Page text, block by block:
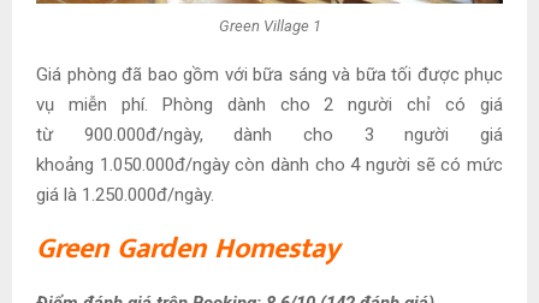
Green Village 1
Giá phòng đã bao gồm với bữa sáng và bữa tối được phục
vụ miễn phí. Phòng dành cho 2 người chỉ có giá
từ 900.000đ/ngày, dành cho 3 người giá
khoảng 1.050.000đ/ngày còn dành cho 4 người sẽ có mức
giá là 1.250.000đ/ngày.
Green Garden Homestay